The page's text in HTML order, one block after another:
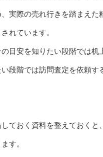
実際の売れ行きを踏まえた
れています。
目安を知りたい段階では机
段階では訪問査定を依頼す
ておく資料を整えておくと
す。